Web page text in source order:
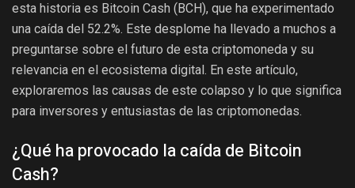
esta historia es Bitcoin Cash (BCH), que ha experimentado
una caída del 52.2%. Este desplome ha llevado a muchos a
preguntarse sobre el futuro de esta criptomoneda y su
relevancia en el ecosistema digital. En este artículo,
exploraremos las causas de este colapso y lo que significa
para inversores y entusiastas de las criptomonedas.
¿Qué ha provocado la caída de Bitcoin
Cash?